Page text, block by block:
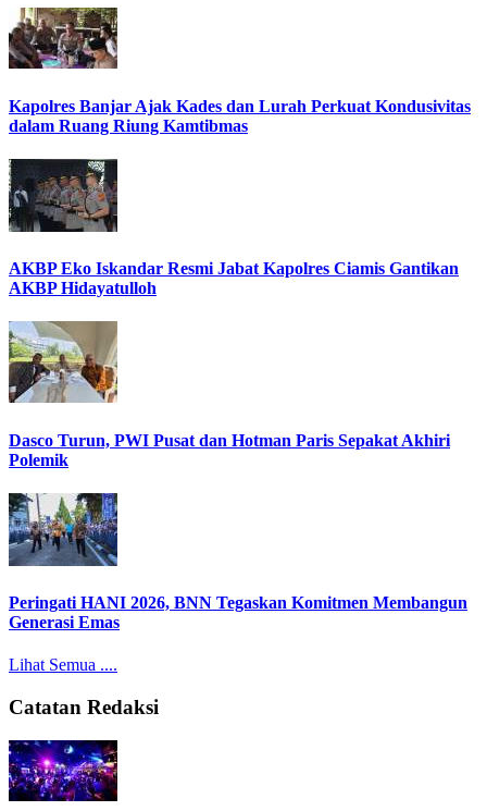
Kapolres Banjar Ajak Kades dan Lurah Perkuat Kondusivitas
dalam Ruang Riung Kamtibmas
AKBP Eko Iskandar Resmi Jabat Kapolres Ciamis Gantikan
AKBP Hidayatulloh
Dasco Turun, PWI Pusat dan Hotman Paris Sepakat Akhiri
Polemik
Peringati HANI 2026, BNN Tegaskan Komitmen Membangun
Generasi Emas
Lihat Semua ....
Catatan Redaksi